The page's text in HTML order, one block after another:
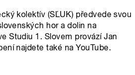
kolektív (SĽUK) předvede svou
hor a dolin na
Studiu 1. Slovem provází Jan
najdete také na YouTube.